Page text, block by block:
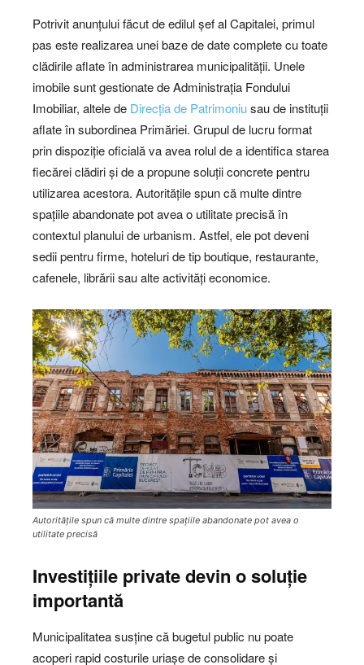
Potrivit anunțului făcut de edilul șef al Capitalei, primul
pas este realizarea unei baze de date complete cu toate
clădirile aflate în administrarea municipalității. Unele
imobile sunt gestionate de Administrația Fondului
Imobiliar, altele de Direcția de Patrimoniusau de instituții
aflate în subordinea Primăriei. Grupul de lucru format
prin dispoziție oficială va avea rolul de a identifica starea
fiecărei clădiri și de a propune soluții concrete pentru
utilizarea acestora. Autoritățile spun că multe dintre
spațiile abandonate pot avea o utilitate precisă în
contextul planului de urbanism. Astfel, ele pot deveni
sedii pentru firme, hoteluri de tip boutique, restaurante,
cafenele, librării sau alte activități economice.
Autoritățile spun că multe dintre spațiile abandonate pot avea o
utilitate precisă
Investițiile private devin o soluție
importantă
Municipalitatea susține că bugetul public nu poate
acoperi rapid costurile uriașe de consolidare și